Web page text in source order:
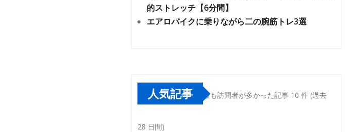
的ストレッチ【6分間】
エアロバイクに乗りながら二の腕筋トレ3選
人気記事 最も訪問者が多かった記事 10 件 (過去
28 日間)